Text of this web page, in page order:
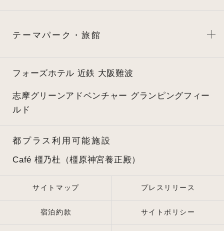
テーマパーク・旅館
フォーズホテル 近鉄 大阪難波
志摩グリーンアドベンチャー グランピングフィー
ルド
都プラス利用可能施設
Café 橿乃杜（橿原神宮養正殿）
サイトマップ プレスリリース
宿泊約款 サイトポリシー